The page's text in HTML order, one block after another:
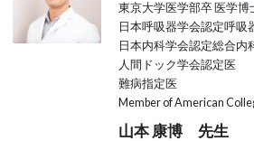
東京大学医学部卒 医学博
日本呼吸器学会認定呼吸
日本内科学会認定総合内
人間ドック学会認定医
難病指定医
Member of American
山本 康博 先生